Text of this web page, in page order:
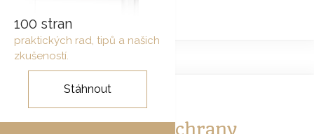
Kdy pro řešení ochrany
100 stran
praktických rad, tipů a našich
zkušeností.
Stáhnout